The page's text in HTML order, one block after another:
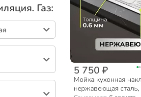
Газ:
5 750 ₽
Мойка кухонная
нержавеющая